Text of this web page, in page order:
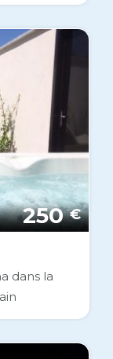
250 €
dans la